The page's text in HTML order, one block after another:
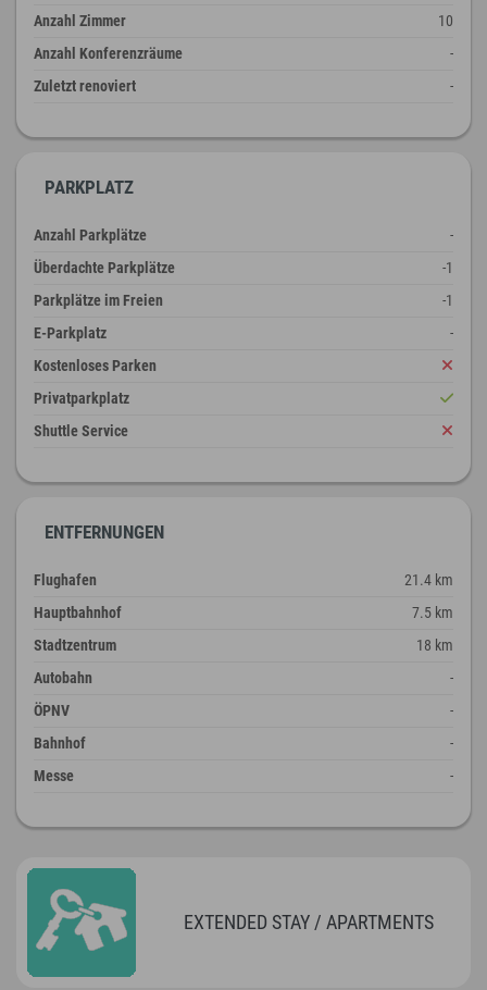
Anzahl Zimmer
10
Anzahl Konferenzräume
-
Zuletzt renoviert
-
PARKPLATZ
Anzahl Parkplätze
-
Überdachte Parkplätze
-1
Parkplätze im Freien
-1
E-Parkplatz
-
Kostenloses Parken
Privatparkplatz
Shuttle Service
ENTFERNUNGEN
Flughafen
21.4 km
Hauptbahnhof
7.5 km
Stadtzentrum
18 km
Autobahn
-
ÖPNV
-
Bahnhof
-
Messe
-
EXTENDED STAY / APARTMENTS